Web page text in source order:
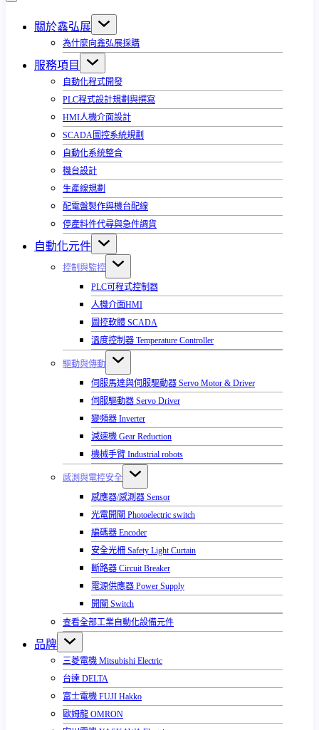
關於鑫弘展
為什麼向鑫弘展採購
服務項目
自動化程式開發
PLC程式設計規劃與撰寫
HMI人機介面設計
SCADA圖控系統規劃
自動化系統整合
機台設計
生產線規劃
配電盤製作與機台配線
停產料件代尋與急件調貨
自動化元件
控制與監控
PLC可程式控制器
人機介面HMI
圖控軟體 SCADA
溫度控制器 Temperature Controller
驅動與傳動
伺服馬達與伺服驅動器 Servo Motor & Driver
伺服驅動器 Servo Driver
變頻器 Inverter
減速機 Gear Reduction
機械手臂 Industrial robots
感測與電控安全
感應器/感測器 Sensor
光電開關 Photoelectric switch
編碼器 Encoder
安全光柵 Safety Light Curtain
斷路器 Circuit Breaker
電源供應器 Power Supply
開關 Switch
查看全部工業自動化設備元件
品牌
三菱電機 Mitsubishi Electric
台達 DELTA
富士電機 FUJI Hakko
歐姆龍 OMRON